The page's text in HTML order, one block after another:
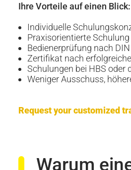
Ihre Vorteile auf einen Blick:
Individuelle
Praxisorientierte
Bedienerprüfung nach
Zertifikat nach
Schulungen bei HBS oder
Weniger Ausschuss,
Request your customized
Warum